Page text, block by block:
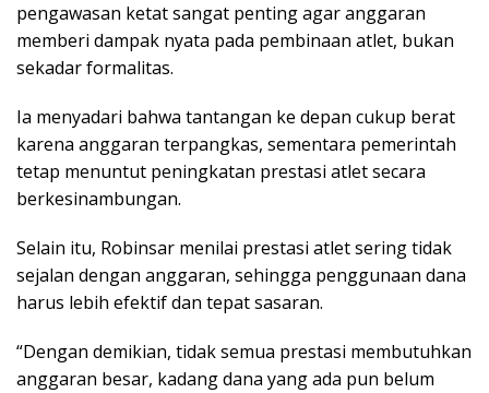
pengawasan ketat sangat penting agar anggaran
memberi dampak nyata pada pembinaan atlet, bukan
sekadar formalitas.
Ia menyadari bahwa tantangan ke depan cukup berat
karena anggaran terpangkas, sementara pemerintah
tetap menuntut peningkatan prestasi atlet secara
berkesinambungan.
Selain itu, Robinsar menilai prestasi atlet sering tidak
sejalan dengan anggaran, sehingga penggunaan dana
harus lebih efektif dan tepat sasaran.
“Dengan demikian, tidak semua prestasi membutuhkan
anggaran besar, kadang dana yang ada pun belum